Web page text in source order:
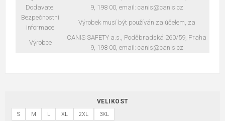
Dodavatel
9, 198 00, email: canis@canis.cz
Bezpečnostní
informace
Výrobek musí být používán za účelem, za
Výrobce
CANIS SAFETY a.s., Poděbradská 260/59, Praha
9, 198 00, email: canis@canis.cz
VELIKOST
S M L XL 2XL 3XL